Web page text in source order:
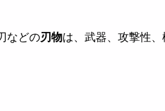
などの刃物は、武器、攻撃性